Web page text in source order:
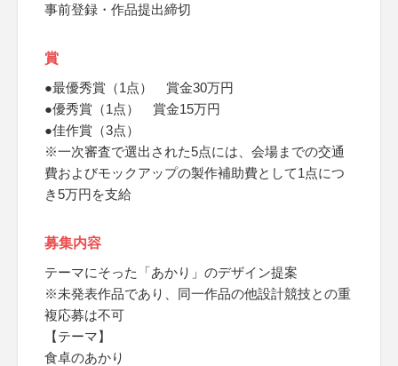
事前登録・作品提出締切
賞
●最優秀賞（1点） 賞金30万円
●優秀賞（1点） 賞金15万円
●佳作賞（3点）
※一次審査で選出された5点には、会場までの交通
費およびモックアップの製作補助費として1点につ
き5万円を支給
募集内容
テーマにそった「あかり」のデザイン提案
※未発表作品であり、同一作品の他設計競技との重
複応募は不可
【テーマ】
食卓のあかり